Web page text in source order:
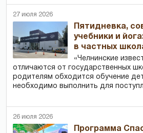
27 июля 2026
Пятидневка,
учебники и
в частных
«Челнинские
отличаются от государственных
родителям обходится обучение
необходимо выполнить для
26 июля 2026
Программа